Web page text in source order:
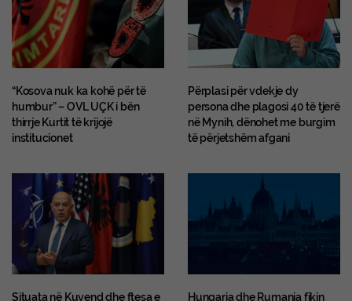
“Kosova nuk ka kohë për të
humbur” – OVL UÇK i bën
thirrje Kurtit të krijojë
institucionet
Përplasi për vdekje dy
persona dhe plagosi 40 të tjerë
në Mynih, dënohet me burgim
të përjetshëm afgani
Situata në Kuvend dhe ftesa e
Hungaria dhe Rumania fikin